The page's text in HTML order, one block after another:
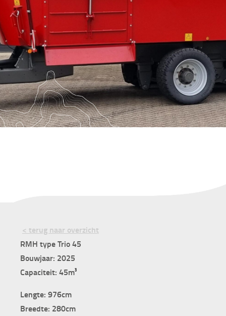
< terug naar overzicht
RMH type Trio 45
Bouwjaar: 2025
Capaciteit: 45m³
Lengte: 976cm
Breedte: 280cm